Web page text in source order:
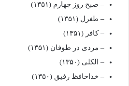
– صبح روز چهارم (۱۳۵۱)
– طغرل (۱۳۵۱)
– کافر (۱۳۵۱)
– مردی در طوفان (۱۳۵۱)
– الکلی (۱۳۵۰)
– خداحافظ رفیق (۱۳۵۰)